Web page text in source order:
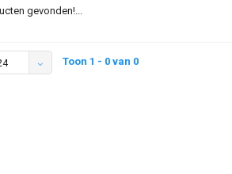
gevonden!...
Toon 1 - 0 van 0